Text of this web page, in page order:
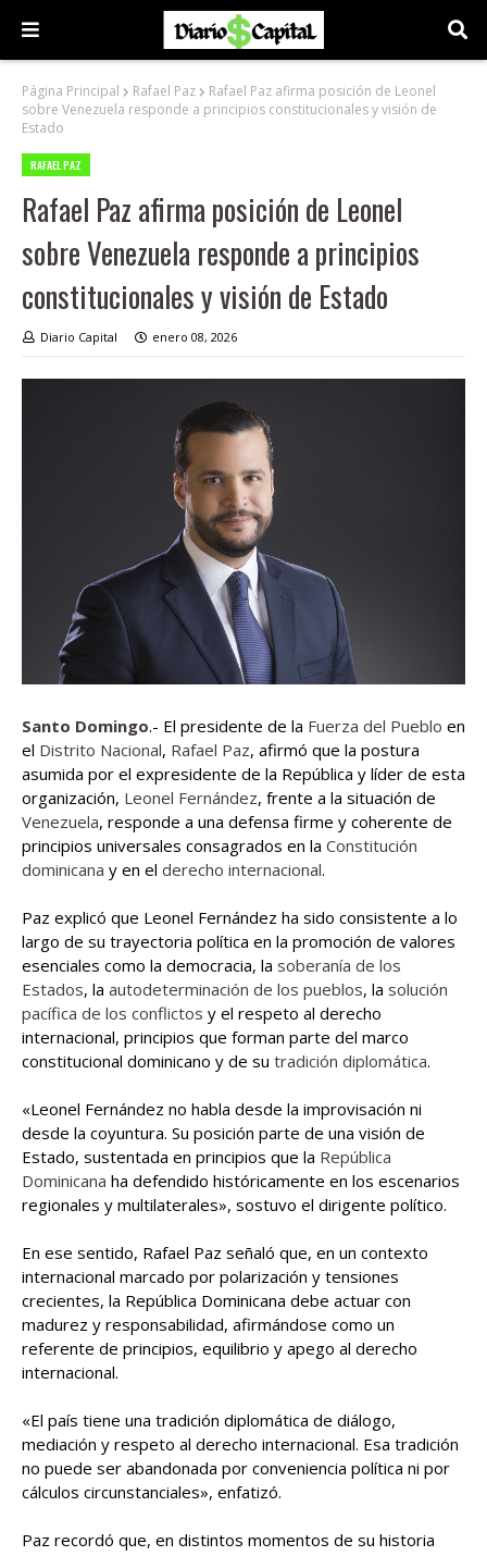
Página Principal Rafael Paz
Rafael Paz afirma posición de Leonel
sobre Venezuela responde a principios constitucionales y visión de
Estado
RAFAEL PAZ
Rafael Paz afirma posición de Leonel
sobre Venezuela responde a principios
constitucionales y visión de Estado
Diario Capital enero 08, 2026
Santo Domingo.- El presidente de la Fuerza del Pueblo en
el Distrito Nacional, Rafael Paz, afirmó que la postura
asumida por el expresidente de la República y líder de esta
organización, Leonel Fernández, frente a la situación de
Venezuela, responde a una defensa firme y coherente de
principios universales consagrados en la Constitución
dominicana y en el derecho internacional.
Paz explicó que Leonel Fernández ha sido consistente a lo
largo de su trayectoria política en la promoción de valores
esenciales como la democracia, la soberanía de los
Estados, la autodeterminación de los pueblos, la solución
pacífica de los conflictos y el respeto al derecho
internacional, principios que forman parte del marco
constitucional dominicano y de su tradición diplomática.
«Leonel Fernández no habla desde la improvisación ni
desde la coyuntura. Su posición parte de una visión de
Estado, sustentada en principios que la República
Dominicana ha defendido históricamente en los escenarios
regionales y multilaterales», sostuvo el dirigente político.
En ese sentido, Rafael Paz señaló que, en un contexto
internacional marcado por polarización y tensiones
crecientes, la República Dominicana debe actuar con
madurez y responsabilidad, afirmándose como un
referente de principios, equilibrio y apego al derecho
internacional.
«El país tiene una tradición diplomática de diálogo,
mediación y respeto al derecho internacional. Esa tradición
no puede ser abandonada por conveniencia política ni por
cálculos circunstanciales», enfatizó.
Paz recordó que, en distintos momentos de su historia